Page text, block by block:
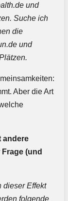
und
Suche ich
die
und
Aber die Art
andere
(und
dieser Effekt
folgende